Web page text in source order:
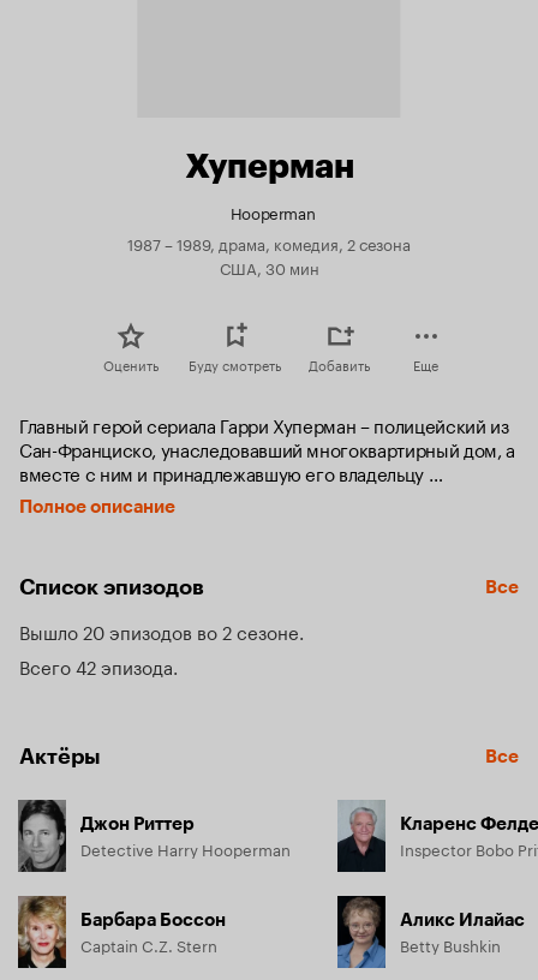
Хуперман
Hooperman
1987 – 1989, драма, комедия, 2 сезона
США, 30 мин
Оценить Буду смотреть Добавить Еще
Главный герой сериала Гарри Хуперман – полицейский из
Сан-Франциско, унаследовавший многоквартирный дом, а
вместе с ним и принадлежавшую его владельцу
зловредную и очень надоедливую собаку.
Полное описание
Список эпизодов Все
Вышло 20 эпизодов во 2 сезоне
Всего 42 эпизода
Актёры Все
Джон Риттер
Detective Harry Hooperman
Барбара Боссон
Captain C.Z. Stern
Кларенс
Inspector Bobo
Аликс Илайас
Betty Bushkin